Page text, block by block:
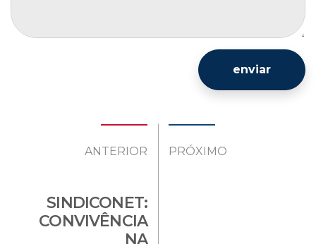
enviar
ANTERIOR
SINDICONET:
CONVIVÊNCIA
NA
PRÓXIMO